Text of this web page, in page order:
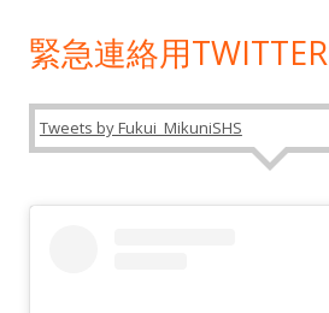
緊急連絡用TWITTER
Tweets by Fukui_MikuniSHS